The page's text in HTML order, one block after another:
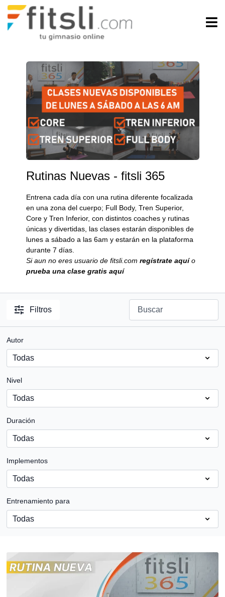
Rutinas Nuevas - fitsli 365
Entrena cada día con una rutina diferente focalizada
en una zona del cuerpo; Full Body, Tren Superior,
Core y Tren Inferior, con distintos coaches y rutinas
únicas y divertidas, las clases estarán disponibles de
lunes a sábado a las 6am y estarán en la plataforma
durante 7 días.
Si aun no eres usuario de fitsli.com regístrate aquío
prueba una clase gratis aquí
Filtros
Autor
Nivel
Duración
Implementos
Entrenamiento para